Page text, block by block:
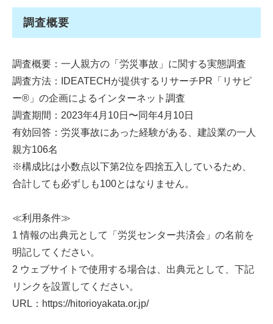
調査概要
調査概要：一人親方の「労災事故」に関する実態調査
調査方法：IDEATECHが提供するリサーチPR「リサピ
ー®︎」の企画によるインターネット調査
調査期間：2023年4月10日〜同年4月10日
有効回答：労災事故にあった経験がある、建設業の一人
親方106名
※構成比は小数点以下第2位を四捨五入しているため、
合計しても必ずしも100とはなりません。
≪利用条件≫
1 情報の出典元として「労災センター共済会」の名前を
明記してください。
2 ウェブサイトで使用する場合は、出典元として、下記
リンクを設置してください。
URL：https://hitorioyakata.or.jp/